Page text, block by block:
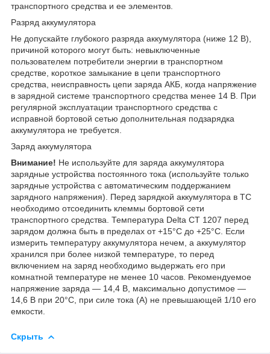
транспортного средства и ее элементов.
Разряд аккумулятора
Не допускайте глубокого разряда аккумулятора (ниже 12 В),
причиной которого могут быть: невыключенные
пользователем потребители энергии в транспортном
средстве, короткое замыкание в цепи транспортного
средства, неисправность цепи заряда АКБ, когда напряжение
в зарядной системе транспортного средства менее 14 В. При
регулярной эксплуатации транспортного средства с
исправной бортовой сетью дополнительная подзарядка
аккумулятора не требуется.
Заряд аккумулятора
Внимание! Не используйте для заряда аккумулятора
зарядные устройства постоянного тока (используйте только
зарядные устройства с автоматическим поддержанием
зарядного напряжения). Перед зарядкой аккумулятора в ТС
необходимо отсоединить клеммы бортовой сети
транспортного средства. Температура Delta CT 1207 перед
зарядом должна быть в пределах от +15°С до +25°С. Если
измерить температуру аккумулятора нечем, а аккумулятор
хранился при более низкой температуре, то перед
включением на заряд необходимо выдержать его при
комнатной температуре не менее 10 часов. Рекомендуемое
напряжение заряда — 14,4 В, максимально допустимое —
14,6 В при 20°С, при силе тока (А) не превышающей 1/10 его
емкости.
Скрыть